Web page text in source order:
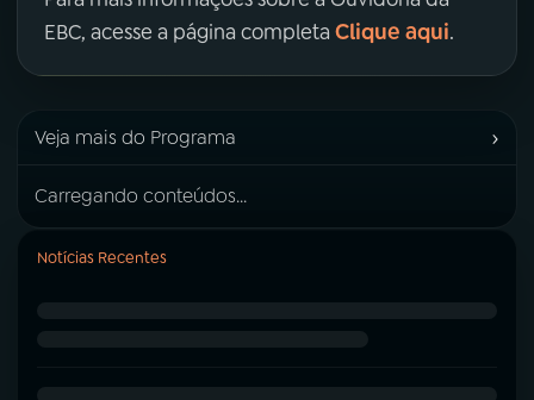
EBC, acesse a página completa Clique aqui.
Veja mais do Programa ›
Carregando conteúdos...
Notícias Recentes